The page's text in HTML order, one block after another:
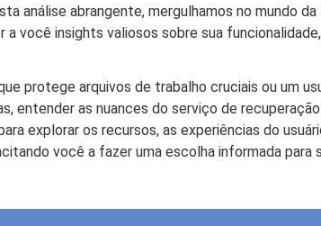
análise abrangente, mergulhamos no mundo da
a você insights valiosos sobre sua
protege arquivos de trabalho cruciais ou um
entender as nuances do serviço de
explorar os recursos, as experiências do
você a fazer uma escolha informada para